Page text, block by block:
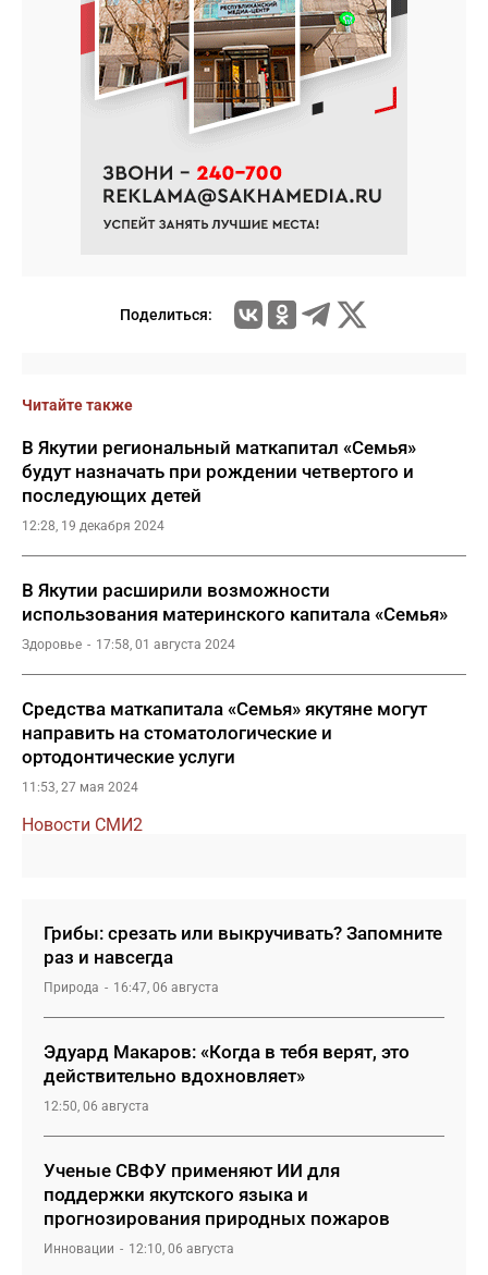
Поделиться:
Читайте также
В Якутии региональный маткапитал «Семья»
будут назначать при рождении четвертого и
последующих детей
12:28, 19 декабря 2024
В Якутии расширили возможности
использования материнского капитала «Семья»
Здоровье 17:58, 01 августа 2024
Средства маткапитала «Семья» якутяне могут
направить на стоматологические и
ортодонтические услуги
11:53, 27 мая 2024
Новости СМИ2
Грибы: срезать или выкручивать? Запомните
раз и навсегда
Природа 16:47, 06 августа
Эдуард Макаров: «Когда в тебя верят, это
действительно вдохновляет»
12:50, 06 августа
Ученые СВФУ применяют ИИ для
поддержки якутского языка и
прогнозирования природных пожаров
Инновации 12:10, 06 августа